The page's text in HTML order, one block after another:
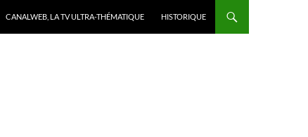
CANALWEB, LA TV ULTRA-THÉMATIQUE HISTORIQUE